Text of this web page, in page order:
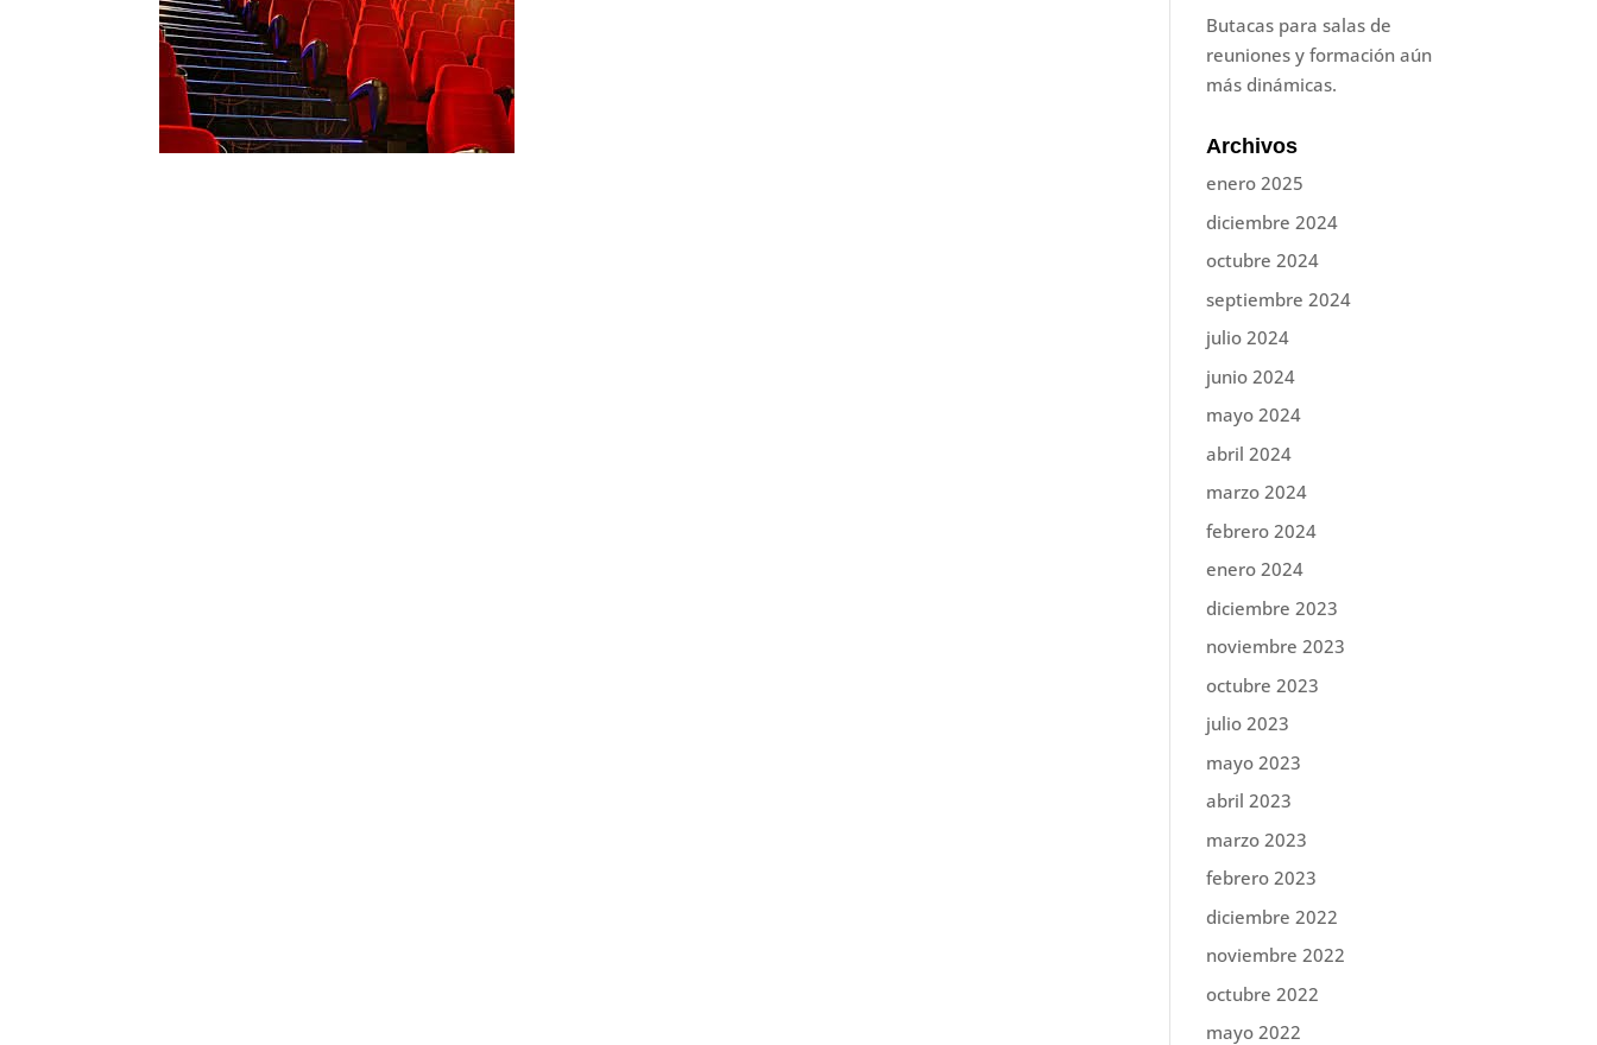
Butacas para salas de
reuniones y formación aún
más dinámicas.
Archivos
enero 2025
diciembre 2024
octubre 2024
septiembre 2024
julio 2024
junio 2024
mayo 2024
abril 2024
marzo 2024
febrero 2024
enero 2024
diciembre 2023
noviembre 2023
octubre 2023
julio 2023
mayo 2023
abril 2023
marzo 2023
febrero 2023
diciembre 2022
noviembre 2022
octubre 2022
mayo 2022